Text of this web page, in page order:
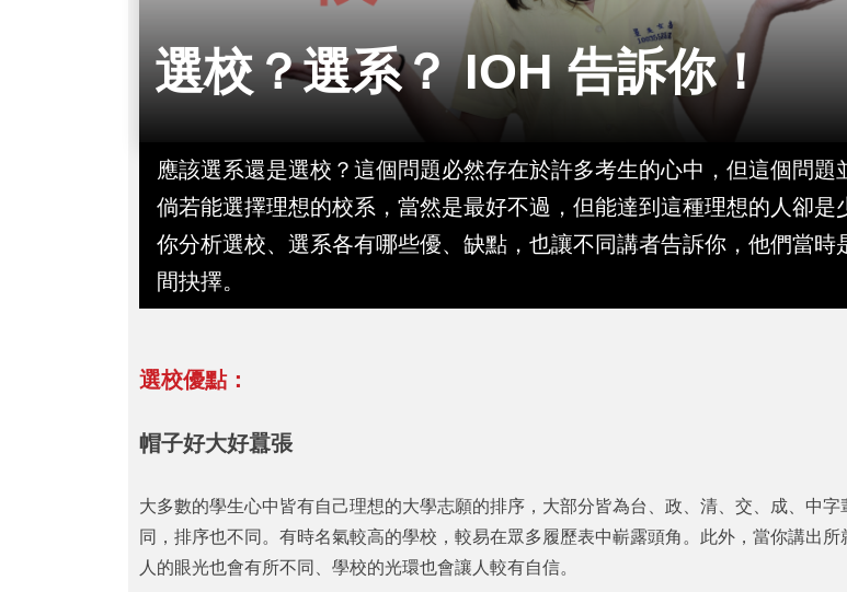
選校？選系？ IOH 告訴你！
應該選系還是選校？這個問題必然存在於許多考生的心中，但這個問題
倘若能選擇理想的校系，當然是最好不過，但能達到這種理想的人卻是
你分析選校、選系各有哪些優、缺點，也讓不同講者告訴你，他們當時
間抉擇。
選校優點：
帽子好大好囂張
大多數的學生心中皆有自己理想的大學志願的排序，大部分皆為台、政、清、交、成、中
同，排序也不同。有時名氣較高的學校，較易在眾多履歷表中嶄露頭角。此外，當你講出
人的眼光也會有所不同、學校的光環也會讓人較有自信。